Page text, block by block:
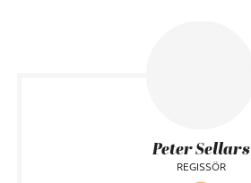
Peter Sellars
REGISSÖR